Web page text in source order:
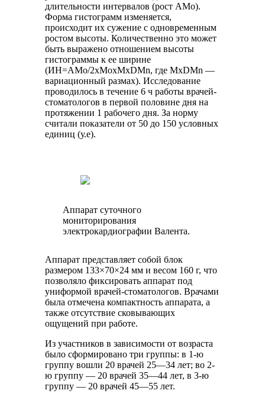
длительности интервалов (рост АМо).
Форма гистограмм изменяется,
происходит их сужение с одновременным
ростом высоты. Количественно это может
быть выражено отношением высоты
гистограммы к ее ширине
(ИН=АМо/2xМоxMxDMn, где MxDMn —
вариационный размах). Исследование
проводилось в течение 6 ч работы врачей-
стоматологов в первой половине дня на
протяжении 1 рабочего дня. За норму
считали показатели от 50 до 150 условных
единиц (у.е).
Аппарат суточного
мониторирования
электрокардиографии Валента.
Аппарат представляет собой блок
размером 133×70×24 мм и весом 160 г, что
позволяло фиксировать аппарат под
униформой врачей-стоматологов. Врачами
была отмечена компактность аппарата, а
также отсутствие сковывающих
ощущений при работе.
Из участников в зависимости от возраста
было сформировано три группы: в 1-ю
группу вошли 20 врачей 25—34 лет; во 2-
ю группу — 20 врачей 35—44 лет, в 3-ю
группу — 20 врачей 45—55 лет.